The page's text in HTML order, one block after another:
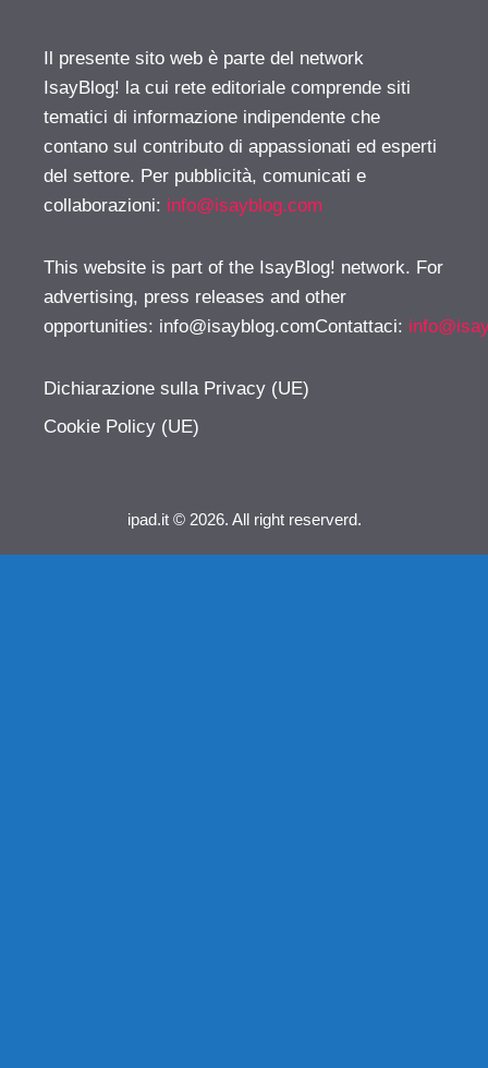
Il presente sito web è parte del network
IsayBlog! la cui rete editoriale comprende siti
tematici di informazione indipendente che
contano sul contributo di appassionati ed esperti
del settore. Per pubblicità, comunicati e
collaborazioni: info@isayblog.com
This website is part of the IsayBlog! network. For
advertising, press releases and other
opportunities: info@isayblog.comContattaci:
Dichiarazione sulla Privacy (UE)
Cookie Policy (UE)
ipad.it © 2026. All right reserverd.